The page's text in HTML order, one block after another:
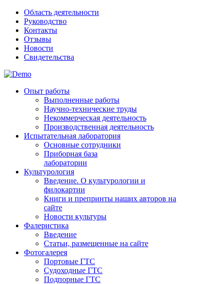
Область деятельности
Руководство
Контакты
Отзывы
Новости
Свидетельства
Опыт работы
Выполненные работы
Научно-технические труды
Некоммерческая деятельность
Производственная деятельность
Испытательная лаборатория
Основные сотрудники
Приборная база
лаборатории
Культурология
Введение. О культурологии и
филокартии
Книги и препринты наших авторов на
сайте
Новости культуры
Фалеристика
Введение
Статьи, размещенные на сайте
Фотогалерея
Портовые ГТС
Судоходные ГТС
Подпорные ГТС